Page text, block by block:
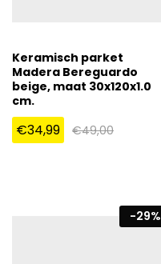
Keramisch parket
Madera Bereguardo
beige, maat 30x120x1.0
cm.
€34,99 €49,00
-29%